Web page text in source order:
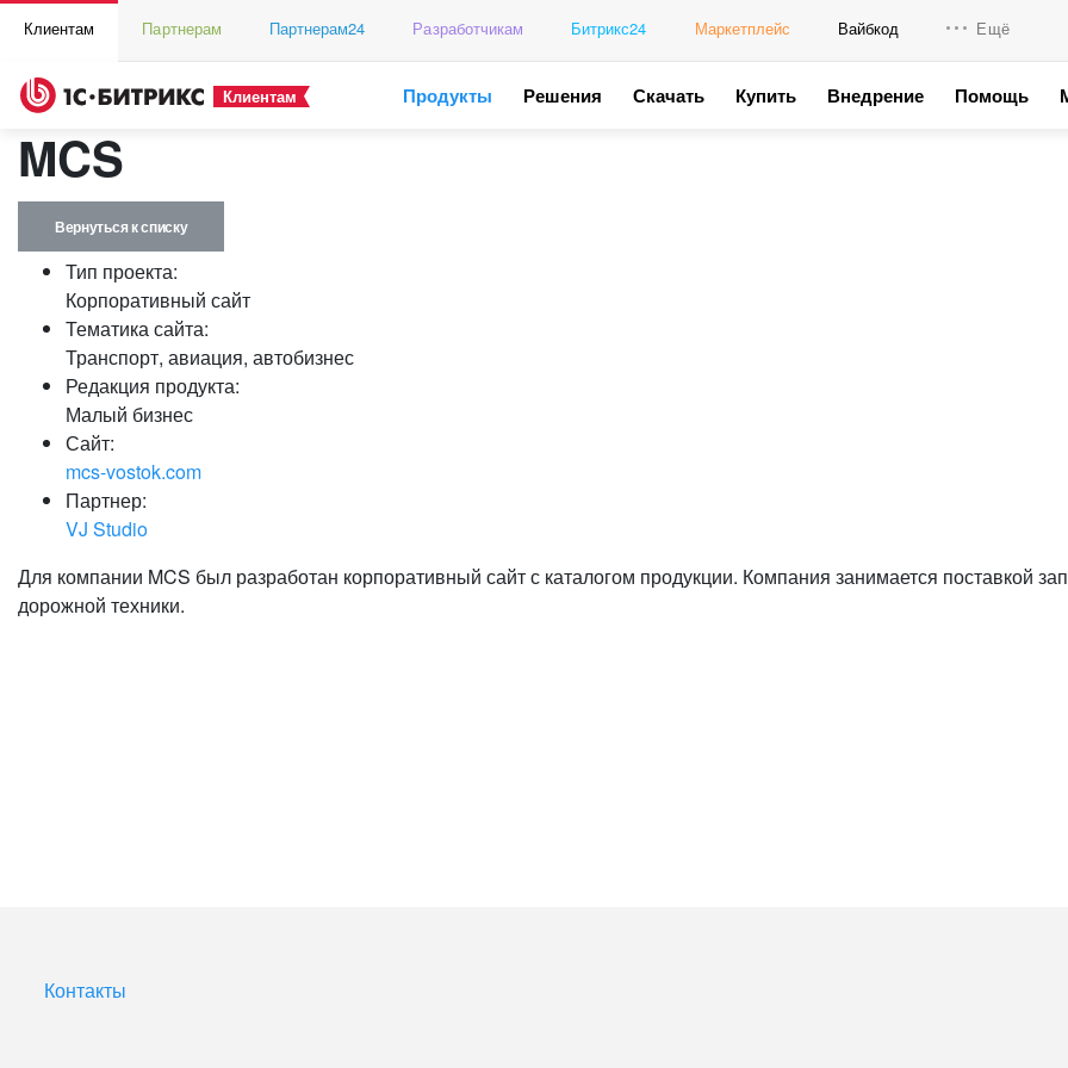
Клиентам Партнерам Партнерам24 Разработчикам Битрикс24 Маркетплейс Вайбкод Ещё
Клиентам Продукты Решения Скачать Купить Внедрение Помощь
MCS
Вернуться к списку
Тип проекта:
Корпоративный сайт
Тематика сайта:
Транспорт, авиация, автобизнес
Редакция продукта:
Малый бизнес
Сайт:
mcs-vostok.com
Партнер:
VJ Studio
Для компании MCS был разработан корпоративный сайт с каталогом продукции. Компания занимается поставкой
дорожной техники.
Контакты